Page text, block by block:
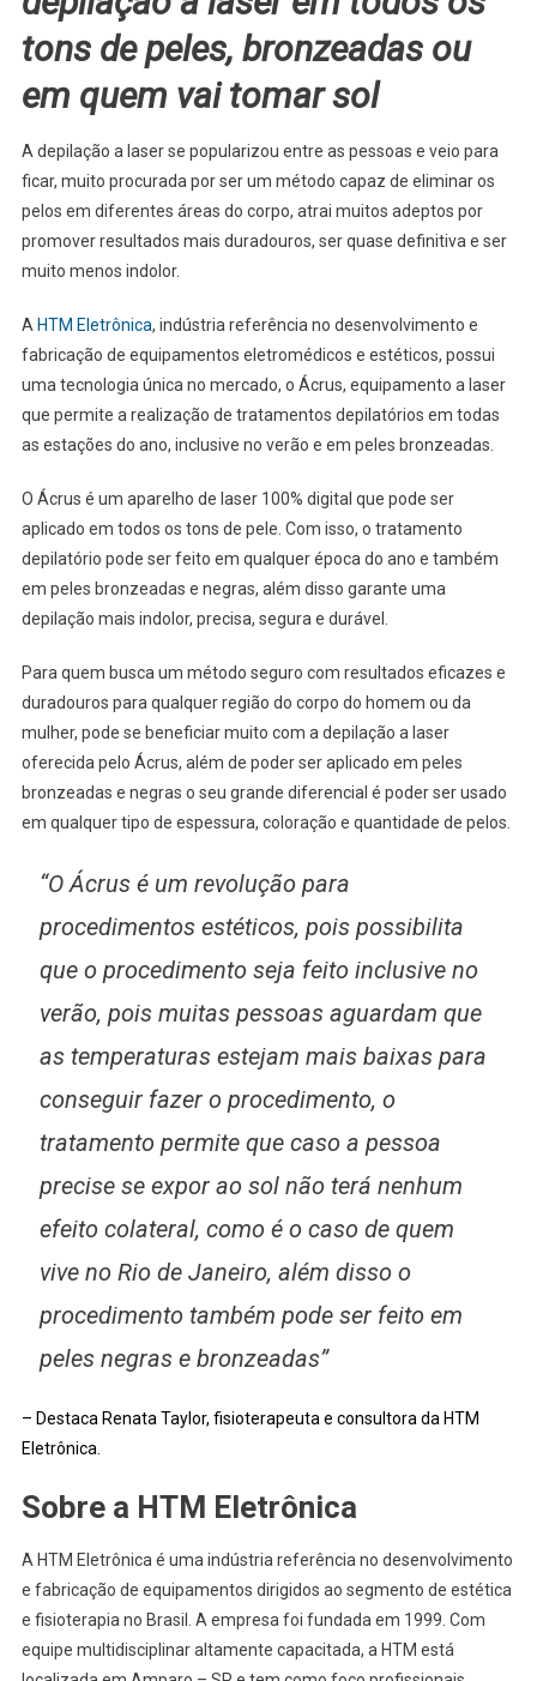
tons de peles, bronzeadas ou
em quem vai tomar sol
A depilação a laser se popularizou entre as pessoas e veio para
ficar, muito procurada por ser um método capaz de eliminar os
pelos em diferentes áreas do corpo, atrai muitos adeptos por
promover resultados mais duradouros, ser quase definitiva e ser
muito menos indolor.
A HTM Eletrônica, indústria referência no desenvolvimento e
fabricação de equipamentos eletromédicos e estéticos, possui
uma tecnologia única no mercado, o Ácrus, equipamento a laser
que permite a realização de tratamentos depilatórios em todas
as estações do ano, inclusive no verão e em peles bronzeadas.
O Ácrus é um aparelho de laser 100% digital que pode ser
aplicado em todos os tons de pele. Com isso, o tratamento
depilatório pode ser feito em qualquer época do ano e também
em peles bronzeadas e negras, além disso garante uma
depilação mais indolor, precisa, segura e durável.
Para quem busca um método seguro com resultados eficazes e
duradouros para qualquer região do corpo do homem ou da
mulher, pode se beneficiar muito com a depilação a laser
oferecida pelo Ácrus, além de poder ser aplicado em peles
bronzeadas e negras o seu grande diferencial é poder ser usado
em qualquer tipo de espessura, coloração e quantidade de pelos.
“O Ácrus é um revolução para
procedimentos estéticos, pois possibilita
que o procedimento seja feito inclusive no
verão, pois muitas pessoas aguardam que
as temperaturas estejam mais baixas para
conseguir fazer o procedimento, o
tratamento permite que caso a pessoa
precise se expor ao sol não terá nenhum
efeito colateral, como é o caso de quem
vive no Rio de Janeiro, além disso o
procedimento também pode ser feito em
peles negras e bronzeadas”
– Destaca Renata Taylor, fisioterapeuta e consultora da HTM
Eletrônica.
Sobre a HTM Eletrônica
A HTM Eletrônica é uma indústria referência no desenvolvimento
e fabricação de equipamentos dirigidos ao segmento de estética
e fisioterapia no Brasil. A empresa foi fundada em 1999. Com
equipe multidisciplinar altamente capacitada, a HTM está